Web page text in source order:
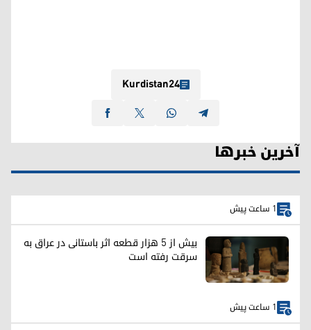
Kurdistan24
آخرین خبرها
1 ساعت پیش
بیش از ۵ هزار قطعه اثر باستانی در عراق به
سرقت رفته است
1 ساعت پیش